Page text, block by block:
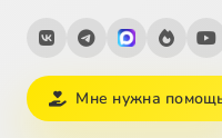
Мне нужна